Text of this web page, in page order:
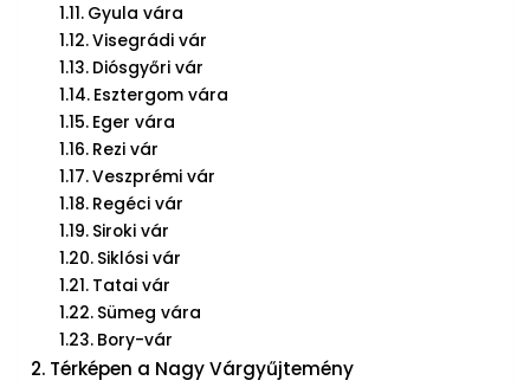
Gyula vára
Visegrádi vár
Diósgyőri vár
Esztergom vára
Eger vára
Rezi vár
Veszprémi vár
Regéci vár
Siroki vár
Siklósi vár
Tatai vár
Sümeg vára
Bory-vár
Térképen a Nagy Várgyűjtemény